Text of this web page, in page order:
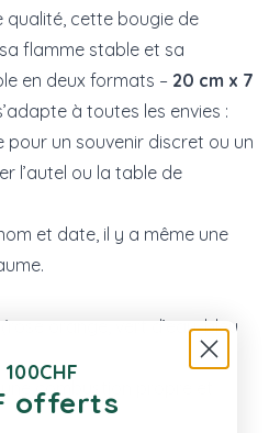
qualité, cette bougie de
flamme stable et sa
en deux formats – 20 cm x 7
à toutes les envies :
un souvenir discret ou un
l’autel ou la table de
et date, il y a même une
orange, vert d’eau, bleu
combustion propre et
offerts